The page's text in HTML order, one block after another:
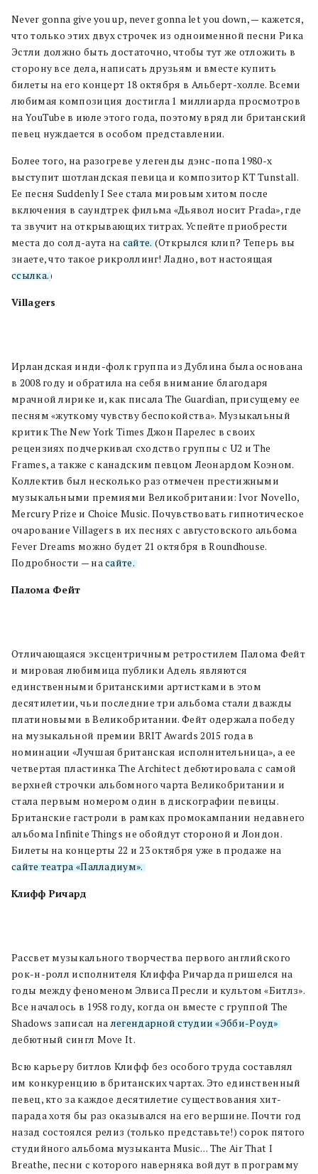
Never gonna give you up, never gonna let you down, — кажется,
что только этих двух строчек из одноименной песни Рика
Эстли должно быть достаточно, чтобы тут же отложить в
сторону все дела, написать друзьям и вместе купить
билеты на его концерт 18 октября в Альберт-холле. Всеми
любимая композиция достигла 1 миллиарда просмотров
на YouTube в июле этого года, поэтому вряд ли британский
певец нуждается в особом представлении.
Более того, на разогреве у легенды дэнс-попа 1980-х
выступит шотландская певица и композитор KT Tunstall.
Ее песня Suddenly I See стала мировым хитом после
включения в саундтрек фильма «Дьявол носит Prada», где
та звучит на открывающих титрах. Успейте приобрести
места до солд-аута на сайте.(Открылся клип? Теперь вы
знаете, что такое рикроллинг! Ладно, вот настоящая
ссылка.)
Villagers
Ирландская инди-фолк группа из Дублина была основана
в 2008 году и обратила на себя внимание благодаря
мрачной лирике и, как писала The Guardian, присущему ее
песням «жуткому чувству беспокойства». Музыкальный
критик The New York Times Джон Парелес в своих
рецензиях подчеркивал сходство группы с U2 и The
Frames, а также с канадским певцом Леонардом Коэном.
Коллектив был несколько раз отмечен престижными
музыкальными премиями Великобритании: Ivor Novello,
Mercury Prize и Choice Music. Почувствовать гипнотическое
очарование Villagers в их песнях с августовского альбома
Fever Dreams можно будет 21 октября в Roundhouse.
Подробности — насайте.
Палома Фейт
Отличающаяся эксцентричным ретростилем Палома Фейт
и мировая любимица публики Адель являются
единственными британскими артистками в этом
десятилетии, чьи последние три альбома стали дважды
платиновыми в Великобритании. Фейт одержала победу
на музыкальной премии BRIT Awards 2015 года в
номинации «Лучшая британская исполнительница», а ее
четвертая пластинка The Architect дебютировала с самой
верхней строчки альбомного чарта Великобритании и
стала первым номером один в дискографии певицы.
Британские гастроли в рамках промокампании недавнего
альбома Infinite Things не обойдут стороной и Лондон.
Билеты на концерты 22 и 23 октября уже в продаже на
сайте театра «Палладиум».
Клифф Ричард
Рассвет музыкального творчества первого английского
рок-н-ролл исполнителя Клиффа Ричарда пришелся на
годы между феноменом Элвиса Пресли и культом «Битлз».
Все началось в 1958 году, когда он вместе с группой The
Shadows записал налегендарной студии «Эбби-Роуд»
дебютный сингл Move It.
Всю карьеру битлов Клифф без особого труда составлял
им конкуренцию в британских чартах. Это единственный
певец, кто за каждое десятилетие существования хит-
парада хотя бы раз оказывался на его вершине. Почти год
назад состоялся релиз (только представьте!) сорок пятого
студийного альбома музыканта Music… The Air That I
Breathe, песни с которого наверняка войдут в программу